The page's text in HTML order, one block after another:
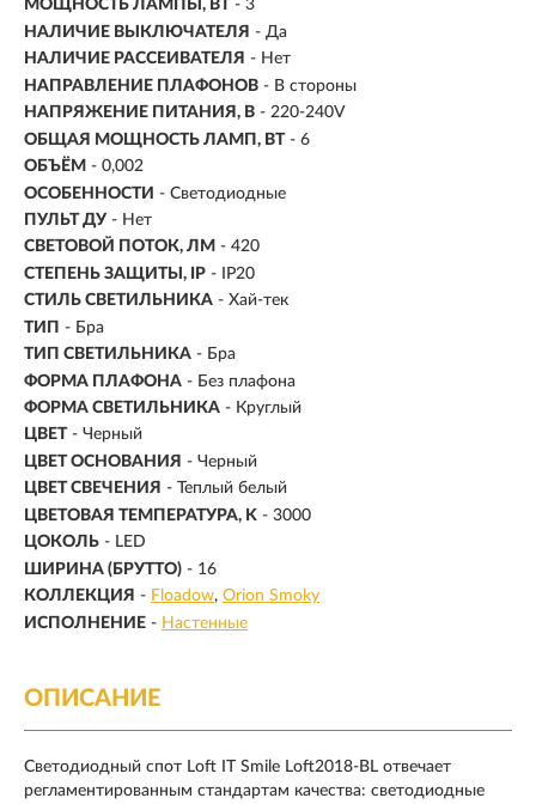
МОЩНОСТЬ ЛАМПЫ, ВТ - 3
НАЛИЧИЕ ВЫКЛЮЧАТЕЛЯ - Да
НАЛИЧИЕ РАССЕИВАТЕЛЯ - Нет
НАПРАВЛЕНИЕ ПЛАФОНОВ - В стороны
НАПРЯЖЕНИЕ ПИТАНИЯ, В - 220-240V
ОБЩАЯ МОЩНОСТЬ ЛАМП, ВТ - 6
ОБЪЁМ - 0,002
ОСОБЕННОСТИ - Светодиодные
ПУЛЬТ ДУ - Нет
СВЕТОВОЙ ПОТОК, ЛМ - 420
СТЕПЕНЬ ЗАЩИТЫ, IP - IP20
СТИЛЬ СВЕТИЛЬНИКА - Хай-тек
ТИП - Бра
ТИП СВЕТИЛЬНИКА - Бра
ФОРМА ПЛАФОНА - Без плафона
ФОРМА СВЕТИЛЬНИКА - Круглый
ЦВЕТ - Черный
ЦВЕТ ОСНОВАНИЯ - Черный
ЦВЕТ СВЕЧЕНИЯ - Теплый белый
ЦВЕТОВАЯ ТЕМПЕРАТУРА, K - 3000
ЦОКОЛЬ - LED
ШИРИНА (БРУТТО) - 16
КОЛЛЕКЦИЯ - Floadow Orion Smoky
ИСПОЛНЕНИЕ - Настенные
ОПИСАНИЕ
Светодиодный спот Loft IT Smile Loft2018-BL отвечает
регламентированным стандартам качества: светодиодные